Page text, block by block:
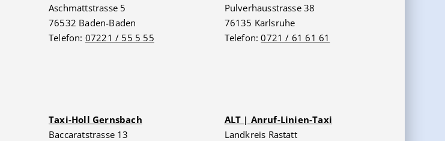
Aschmattstrasse 5
76532 Baden-Baden
Telefon: 07221 / 55 5 55
Pulverhausstrasse 38
76135 Karlsruhe
Telefon:0721 / 61 61 61
Taxi-Holl Gernsbach
Baccaratstrasse 13
ALT | Anruf-Linien-Taxi
Landkreis Rastatt